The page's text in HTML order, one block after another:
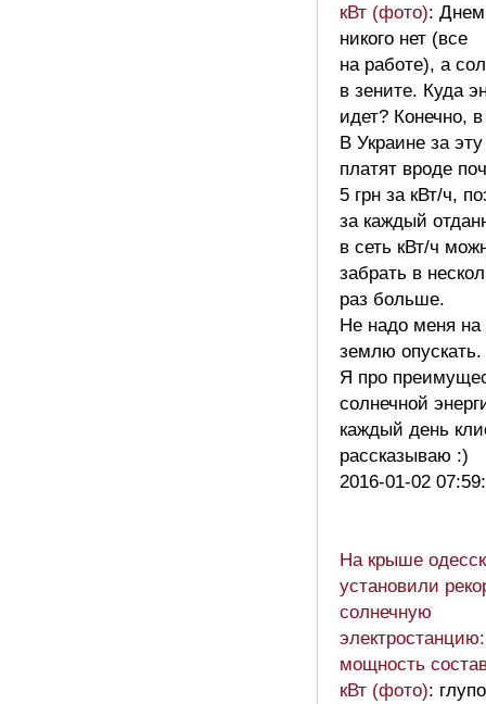
кВт (фото):
никого нет (все
на работе), а
в зените. Куда
идет? Конечно,
В Украине за
платят вроде
5 грн за кВт/ч,
за каждый
в сеть кВт/ч
забрать в
раз больше.
Не надо меня
землю опускать.
Я про
солнечной
каждый день
рассказываю :)
2016-01-02
На крыше
установили
солнечную
мощность
кВт (фото):